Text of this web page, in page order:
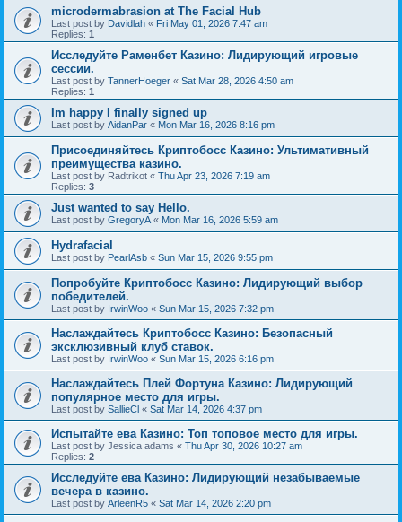
microdermabrasion at The Facial Hub
Last post by Davidlah « Fri May 01, 2026 7:47 am
Replies: 1
Исследуйте Раменбет Казино: Лидирующий игровые
сессии.
Last post by TannerHoeger « Sat Mar 28, 2026 4:50 am
Replies: 1
Im happy I finally signed up
Last post by AidanPar « Mon Mar 16, 2026 8:16 pm
Присоединяйтесь Криптобосс Казино: Ультимативный
преимущества казино.
Last post by Radtrikot « Thu Apr 23, 2026 7:19 am
Replies: 3
Just wanted to say Hello.
Last post by GregoryA « Mon Mar 16, 2026 5:59 am
Hydrafacial
Last post by PearlAsb « Sun Mar 15, 2026 9:55 pm
Попробуйте Криптобосс Казино: Лидирующий выбор
победителей.
Last post by IrwinWoo « Sun Mar 15, 2026 7:32 pm
Наслаждайтесь Криптобосс Казино: Безопасный
эксклюзивный клуб ставок.
Last post by IrwinWoo « Sun Mar 15, 2026 6:16 pm
Наслаждайтесь Плей Фортуна Казино: Лидирующий
популярное место для игры.
Last post by SallieCl « Sat Mar 14, 2026 4:37 pm
Испытайте ева Казино: Топ топовое место для игры.
Last post by Jessica adams « Thu Apr 30, 2026 10:27 am
Replies: 2
Исследуйте ева Казино: Лидирующий незабываемые
вечера в казино.
Last post by ArleenR5 « Sat Mar 14, 2026 2:20 pm